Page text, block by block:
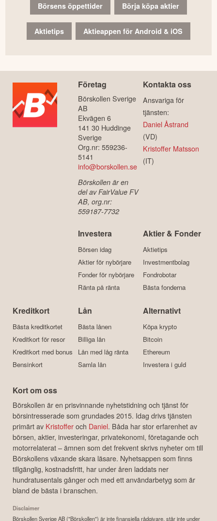
Börsens öppettider Börja köpa aktier
Aktietips Aktieappen för Android & iOS
Företag
Börskollen Sverige
AB
Ekvägen 6
141 30 Huddinge
Sverige
Org.nr: 559236-
5141
info@borskollen.se
Börskollen är en
del av FairValue FV
AB, org.nr:
559187-7732
Kontakta oss
Ansvariga för
tjänsten:
Daniel Åstrand
(VD)
Kristoffer Matsson
(IT)
Investera
Börsen idag
Aktier för nybörjare
Fonder för nybörjare
Ränta på ränta
Aktier & Fonder
Aktietips
Investmentbolag
Fondrobotar
Bästa fonderna
Kreditkort
Bästa kreditkortet
Kreditkort för resor
Kreditkort med bonus
Bensinkort
Lån
Bästa lånen
Billiga lån
Lån med låg ränta
Samla lån
Alternativt
Köpa krypto
Bitcoin
Ethereum
Investera i guld
Kort om oss
Börskollen är en prisvinnande nyhetstidning och tjänst för
börsintresserade som grundades 2015. Idag drivs tjänsten
primärt av Kristofferoch Daniel. Båda har stor erfarenhet av
börsen, aktier, investeringar, privatekonomi, företagande och
motorrelaterat – ämnen som det frekvent skrivs nyheter om till
Börskollens växande skara läsare. Nyhetsappen som finns
tillgänglig, kostnadsfritt, har under åren laddats ner
hundratusentals gånger och med ett användarbetyg som är
bland de bästa i branschen.
Disclaimer
Börskollen Sverige AB ("Börskollen") är inte finansiella rådgivare, står inte under